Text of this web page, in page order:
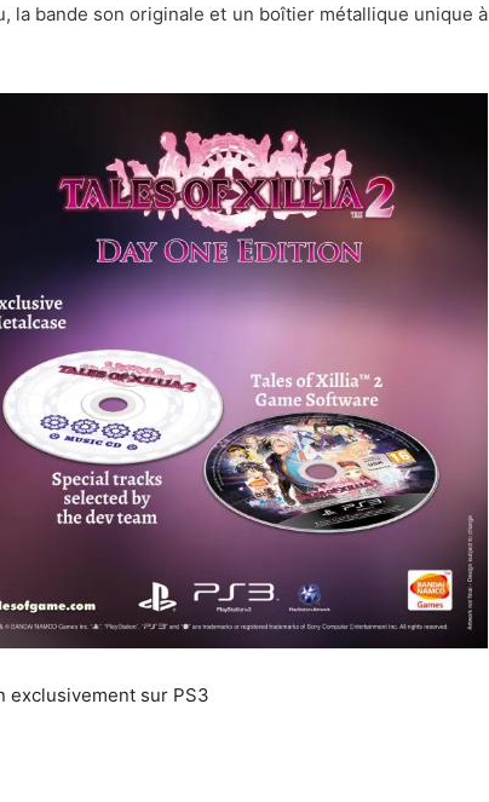
la bande son originale et un boîtier métallique unique à
exclusivement sur PS3